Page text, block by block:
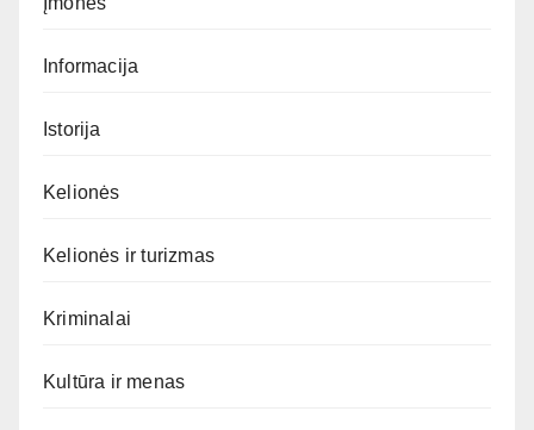
Informacija
Istorija
Kelionės
Kelionės ir turizmas
Kriminalai
Kultūra ir menas